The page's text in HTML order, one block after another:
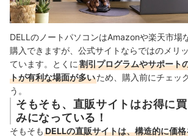
DELLのノートパソコンはAmazonや楽天市場
購入できますが、公式サイトならではのメリ
ています。とくに 割引プログラムやサポート
トが有利な場面が多いため、購入前にチェッ
う。
そもそも、直販サイトはお得に
みになっている！
そもそも DELLの直販サイトは、構造的に価